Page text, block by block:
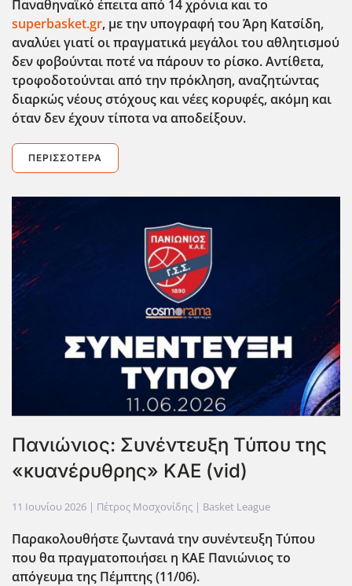
Παναθηναϊκό έπειτα από 14 χρόνια και το
superbasket.gr, με την υπογραφή του Άρη Κατσίδη,
αναλύει γιατί οι πραγματικά μεγάλοι του αθλητισμού
δεν φοβούνται ποτέ να πάρουν το ρίσκο. Αντίθετα,
τροφοδοτούνται από την πρόκληση, αναζητώντας
διαρκώς νέους στόχους και νέες κορυφές, ακόμη και
όταν δεν έχουν τίποτα να αποδείξουν.
ΠΕΡΙΣΣΌΤΕΡΑ
Πανιώνιος: Συνέντευξη Τύπου της
«κυανέρυθρης» ΚΑΕ (vid)
11 Ιουνίου 2026 | Πέτρος Μοσχονίδης | Basket League
Παρακολουθήστε ζωντανά την συνέντευξη Τύπου
που θα πραγματοποιήσει η ΚΑΕ Πανιώνιος το
απόγευμα της Πέμπτης (11/06).